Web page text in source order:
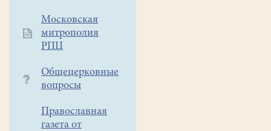
Московская
митрополия
РПЦ
Общецерковные
вопросы
Православная
газета от